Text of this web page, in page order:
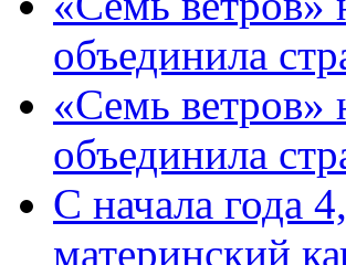
объединила
«Семь ветров»
объединила
С начала года
материнский